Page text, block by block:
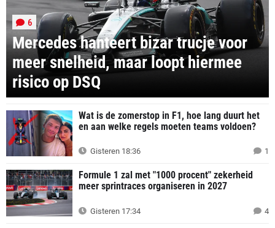
Mercedes hanteert bizar trucje voor
meer snelheid, maar loopt hiermee
risico op DSQ
6
Wat is de zomerstop in F1, hoe lang duurt het
en aan welke regels moeten teams voldoen?
Gisteren 18:36 1
Formule 1 zal met "1000 procent" zekerheid
meer sprintraces organiseren in 2027
Gisteren 17:34 4